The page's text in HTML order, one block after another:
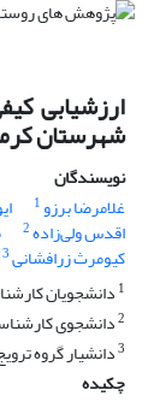
ارزشیابی
شهرستان
نویسندگان
غلامرضا برزو1
اقدس ولی‌زاده2
کیومرث زرافشانی3
1 دانشجویان
2دانشجوی
3دانشیار گروه
چکیده